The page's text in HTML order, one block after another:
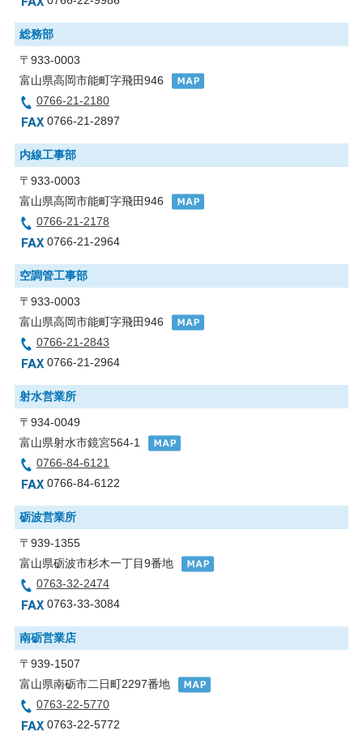
総務部
〒933-0003
富山県高岡市能町字飛田946
0766-21-2180
0766-21-2897
内線工事部
〒933-0003
富山県高岡市能町字飛田946
0766-21-2178
0766-21-2964
空調管工事部
〒933-0003
富山県高岡市能町字飛田946
0766-21-2843
0766-21-2964
射水営業所
〒934-0049
富山県射水市鏡宮564-1
0766-84-6121
0766-84-6122
砺波営業所
〒939-1355
富山県砺波市杉木一丁目9番地
0763-32-2474
0763-33-3084
南砺営業店
〒939-1507
富山県南砺市二日町2297番地
0763-22-5770
0763-22-5772